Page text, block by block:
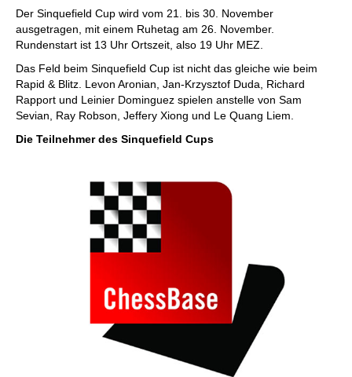
Der Sinquefield Cup wird vom 21. bis 30. November
ausgetragen, mit einem Ruhetag am 26. November.
Rundenstart ist 13 Uhr Ortszeit, also 19 Uhr MEZ.
Das Feld beim Sinquefield Cup ist nicht das gleiche wie beim
Rapid & Blitz. Levon Aronian, Jan-Krzysztof Duda, Richard
Rapport und Leinier Dominguez spielen anstelle von Sam
Sevian, Ray Robson, Jeffery Xiong und Le Quang Liem.
Die Teilnehmer des Sinquefield Cups